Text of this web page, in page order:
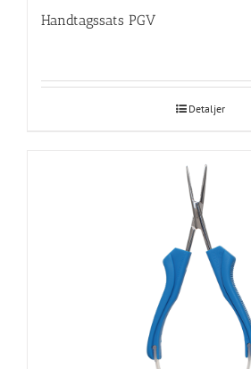
Handtagssats PGV
Detaljer